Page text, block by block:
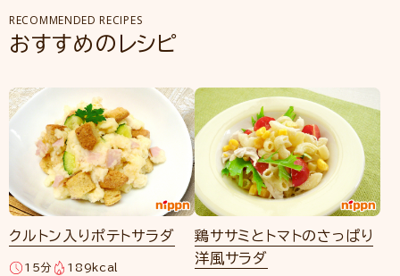
RECOMMENDED RECIPES
おすすめのレシピ
クルトン入りポテトサラダ
15分 189kcal
鶏ササミとトマトのさっぱり
洋風サラダ